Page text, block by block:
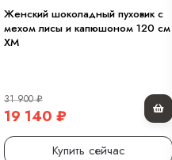
Женский шоколадный пуховик с
мехом лисы и капюшоном 120 см
XM
31 900₽
19 140 ₽
Купить сейчас